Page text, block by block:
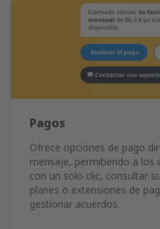
Pagos
Ofrece opciones de pago
mensaje, permitiendo a los
con un solo clic, consultar
planes o extensiones de
gestionar acuerdos.